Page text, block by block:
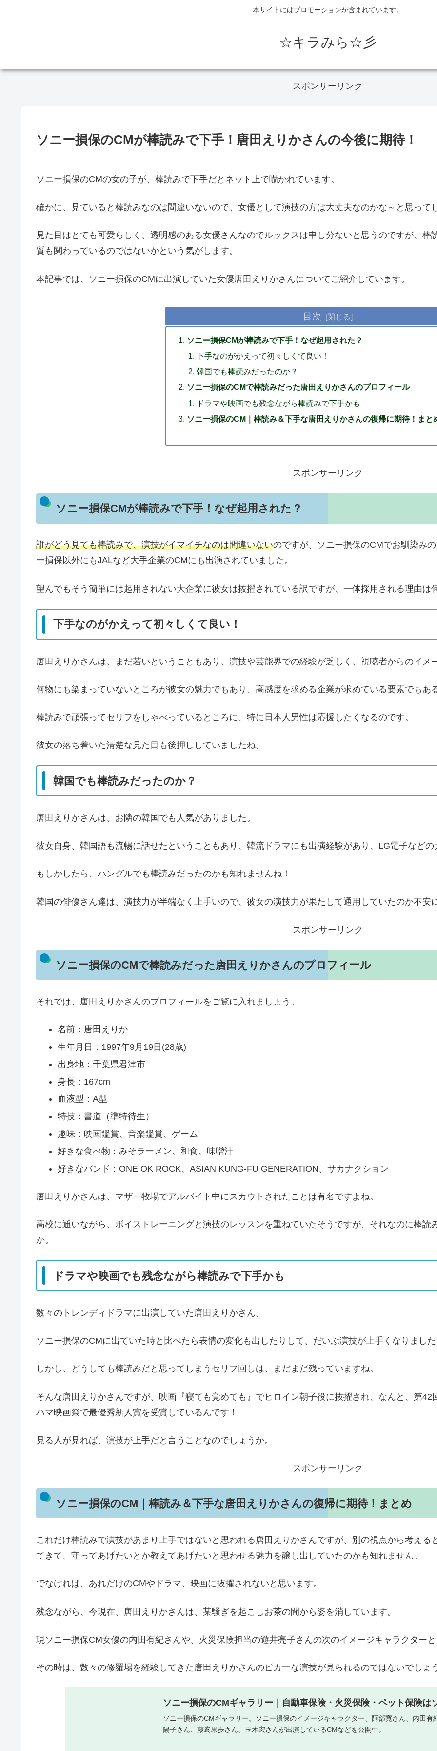
本サイトにはプロモーションが含まれています。
☆キラみら☆彡
スポンサーリンク
ソニー損保のCMが棒読みで下手！唐田えりかさんの今後に期待！
ソニー損保のCMの女の子が、棒読みで下手だとネット上で囁かれています。
確かに、見ていると棒読みなのは間違いないので、女優として演技の方は大丈夫なのかな～と思って
見た目はとても可愛らしく、透明感のある女優さんなのでルックスは申し分ないと思うのですが、
質も関わっているのではないかという気がします。
本記事では、ソニー損保のCMに出演していた女優唐田えりかさんについてご紹介しています。
目次
ソニー損保CMが棒読みで下手！なぜ起用された？
下手なのがかえって初々しくて良い！
韓国でも棒読みだったのか？
ソニー損保のCMで棒読みだった唐田えりかさんのプロフィール
ドラマや映画でも残念ながら棒読みで下手かも
ソニー損保のCM｜棒読み＆下手な唐田えりかさんの復帰に期待！まと
スポンサーリンク
ソニー損保CMが棒読みで下手！なぜ起用された？
誰がどう見ても棒読みで、演技がイマイチなのは間違いないのですが、ソニー損保のCMでお馴染み
ー損保以外にもJALなど大手企業のCMにも出演されていました。
望んでもそう簡単には起用されない大企業に彼女は抜擢されている訳ですが、一体採用される理由は
下手なのがかえって初々しくて良い！
唐田えりかさんは、まだ若いということもあり、演技や芸能界での経験が乏しく、視聴者からのイメ
何物にも染まっていないところが彼女の魅力でもあり、高感度を求める企業が求めている要素でもあ
棒読みで頑張ってセリフをしゃべっているところに、特に日本人男性は応援したくなるのです。
彼女の落ち着いた清楚な見た目も後押ししていましたね。
韓国でも棒読みだったのか？
唐田えりかさんは、お隣の韓国でも人気がありました。
彼女自身、韓国語も流暢に話せたということもあり、韓流ドラマにも出演経験があり、LG電子などの
もしかしたら、ハングルでも棒読みだったのかも知れませんね！
韓国の俳優さん達は、演技力が半端なく上手いので、彼女の演技力が果たして通用していたのか不安
スポンサーリンク
ソニー損保のCMで棒読みだった唐田えりかさんのプロフィール
それでは、唐田えりかさんのプロフィールをご覧に入れましょう。
名前：唐田えりか
生年月日：1997年9月19日(28歳)
出身地：千葉県君津市
身長：167cm
血液型：A型
特技：書道（準特待生）
趣味：映画鑑賞、音楽鑑賞、ゲーム
好きな食べ物：みそラーメン、和食、味噌汁
好きなバンド：ONE OK ROCK、ASIAN KUNG-FU GENERATION、サカナクション
唐田えりかさんは、マザー牧場でアルバイト中にスカウトされたことは有名ですよね。
高校に通いながら、ボイストレーニングと演技のレッスンを重ねていたそうですが、それなのに棒読
か。
ドラマや映画でも残念ながら棒読みで下手かも
数々のトレンディドラマに出演していた唐田えりかさん。
ソニー損保のCMに出ていた時と比べたら表情の変化も出したりして、だいぶ演技が上手くなりました
しかし、どうしても棒読みだと思ってしまうセリフ回しは、まだまだ残っていますね。
そんな唐田えりかさんですが、映画『寝ても覚めても』でヒロイン朝子役に抜擢され、なんと、第
ハマ映画祭で最優秀新人賞を受賞しているんです！
見る人が見れば、演技が上手だと言うことなのでしょうか。
スポンサーリンク
ソニー損保のCM｜棒読み＆下手な唐田えりかさんの復帰に期待！まとめ
これだけ棒読みで演技があまり上手ではないと思われる唐田えりかさんですが、別の視点から考える
てきて、守ってあげたいとか教えてあげたいと思わせる魅力を醸し出していたのかも知れません。
でなければ、あれだけのCMやドラマ、映画に抜擢されないと思います。
残念ながら、今現在、唐田えりかさんは、某騒ぎを起こしお茶の間から姿を消しています。
現ソニー損保CM女優の内田有紀さんや、火災保険担当の遊井亮子さんの次のイメージキャラクター
その時は、数々の修羅場を経験してきた唐田えりかさんのピカ一な演技が見られるのではないでしょ
ソニー損保のCMギャラリー｜自動車保険・火災保険・ペット保険は
ソニー損保のCMギャラリー。ソニー損保のイメージキャラクター、阿部寛さん、内田
陽子さん、藤嶌果歩さん、玉木宏さんが出演しているCMなどを公開中。